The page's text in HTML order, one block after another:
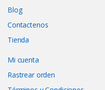
Blog
Contactenos
Tienda
Mi cuenta
Rastrear orden